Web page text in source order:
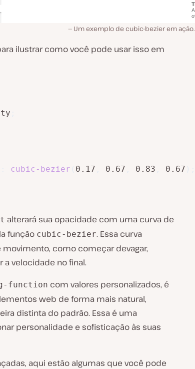
Um exemplo de cubic-bezier em ação.
ilustrar como você pode usar isso em
cubic-bezier 0.17 0.67 0.83 0.67
alterará sua opacidade com uma curva de
função cubic-bezier. Essa curva
como começar devagar,
velocidade no final.
function com valores personalizados, é
web de forma mais natural,
distinta do padrão. Essa é uma
personalidade e sofisticação às suas
aqui estão algumas que você pode